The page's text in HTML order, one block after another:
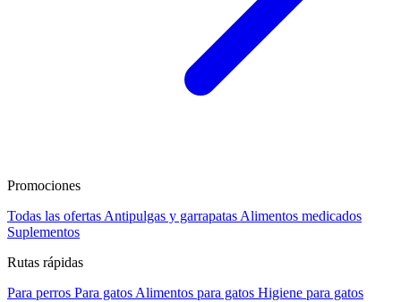
Promociones
Todas las ofertas Antipulgas y garrapatas Alimentos medicados
Suplementos
Rutas rápidas
Para perros Para gatos Alimentos para gatos Higiene para gatos